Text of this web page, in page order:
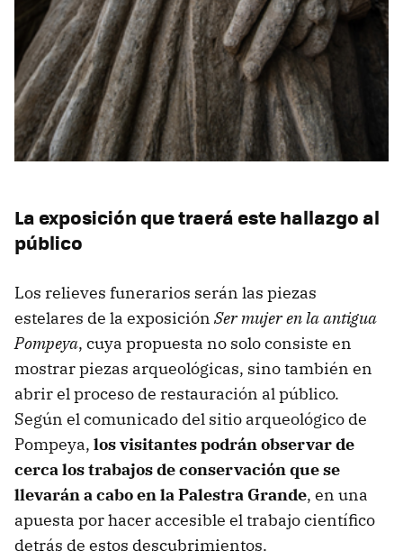
La exposición que traerá este hallazgo al
público
Los relieves funerarios serán las piezas
estelares de la exposición Ser mujer en la antigua
Pompeya, cuya propuesta no solo consiste en
mostrar piezas arqueológicas, sino también en
abrir el proceso de restauración al público.
Según el comunicado del sitio arqueológico de
Pompeya, los visitantes podrán observar de
cerca los trabajos de conservación que se
llevarán a cabo en la Palestra Grande, en una
apuesta por hacer accesible el trabajo científico
detrás de estos descubrimientos.